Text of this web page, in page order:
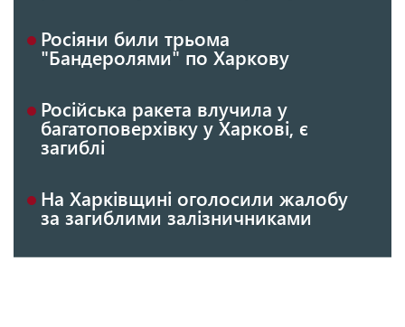
Росіяни били трьома
"Бандеролями" по Харкову
Російська ракета влучила у
багатоповерхівку у Харкові, є
загиблі
На Харківщині оголосили жалобу
за загиблими залізничниками